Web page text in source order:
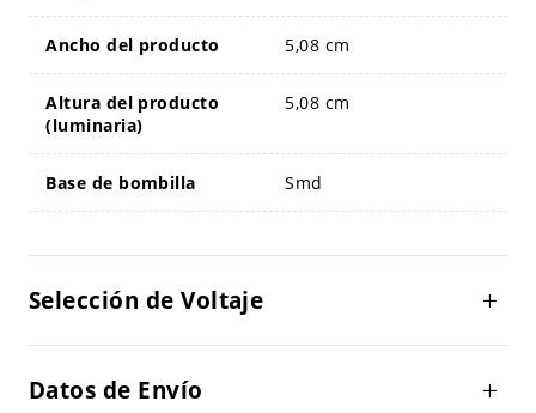
Ancho del producto 5,08 cm
Altura del producto
(luminaria)
5,08 cm
Base de bombilla Smd
Selección de Voltaje
Datos de Envío